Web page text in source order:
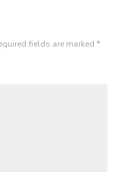
fields are marked *